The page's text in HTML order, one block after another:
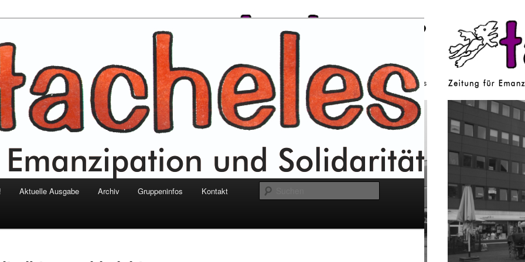
für Emanzipation und
Aktuelle Ausgabe Archiv Gruppeninfos Kontakt